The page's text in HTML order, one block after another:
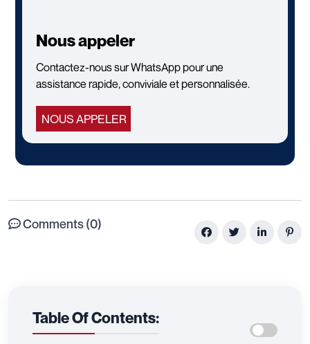
Nous appeler
Contactez-nous sur WhatsApp pour une
assistance rapide, conviviale et personnalisée.
NOUS APPELER
Comments (0)
Table Of Contents: